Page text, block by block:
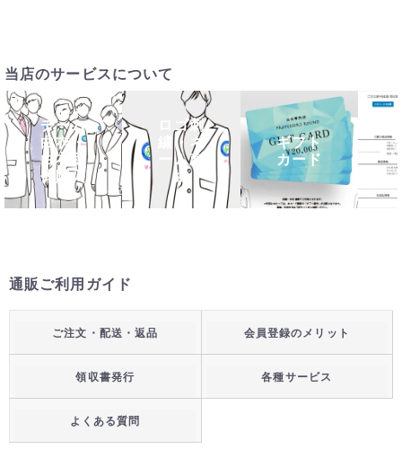
当店のサービスについて
チーム
白衣・
白衣団
体購入
ロゴ刺
繍・ネ
ーム刺
繍
ギフト
カード
通販ご利用ガイド
ご注文・配送・返品 会員登録のメリット
領収書発行 各種サービス
よくある質問